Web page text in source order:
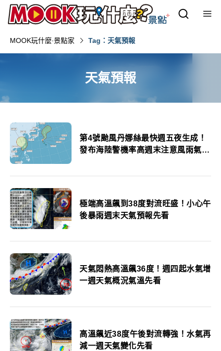
MOOK玩什麼‧景點家 Tag：天氣預報
天氣預報
第4號颱風丹娜絲最快週五夜生成！
發布海陸警機率高週末注意風雨氣候
極端高溫飆到38度對流旺盛！小心午
後暴雨週末天氣預報先看
天氣悶熱高溫飆36度！週四起水氣增
一週天氣概況氣溫先看
高溫飆近38度午後對流轉強！水氣再
減一週天氣變化先看